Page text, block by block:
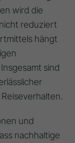
wird die
reduziert
hängt
sind
und
nachhaltige